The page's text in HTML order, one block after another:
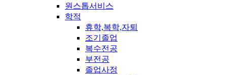
원스톱서비스
학적
휴학,복학,자퇴
조기졸업
복수전공
부전공
졸업사정